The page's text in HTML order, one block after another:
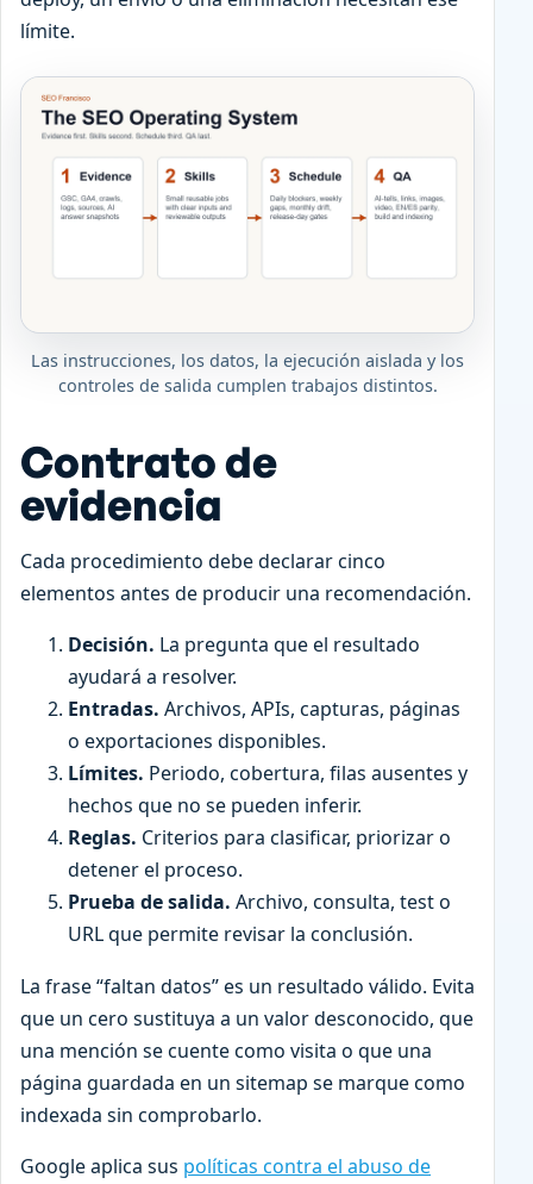
límite.
Las instrucciones, los datos, la ejecución aislada y los
controles de salida cumplen trabajos distintos.
Contrato de
evidencia
Cada procedimiento debe declarar cinco
elementos antes de producir una recomendación.
Decisión. La pregunta que el resultado
ayudará a resolver.
Entradas. Archivos, APIs, capturas, páginas
o exportaciones disponibles.
Límites. Periodo, cobertura, filas ausentes y
hechos que no se pueden inferir.
Reglas. Criterios para clasificar, priorizar o
detener el proceso.
Prueba de salida. Archivo, consulta, test o
URL que permite revisar la conclusión.
La frase “faltan datos” es un resultado válido. Evita
que un cero sustituya a un valor desconocido, que
una mención se cuente como visita o que una
página guardada en un sitemap se marque como
indexada sin comprobarlo.
Google aplica sus políticas contra el abuso de